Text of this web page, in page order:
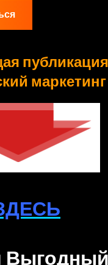
публикация